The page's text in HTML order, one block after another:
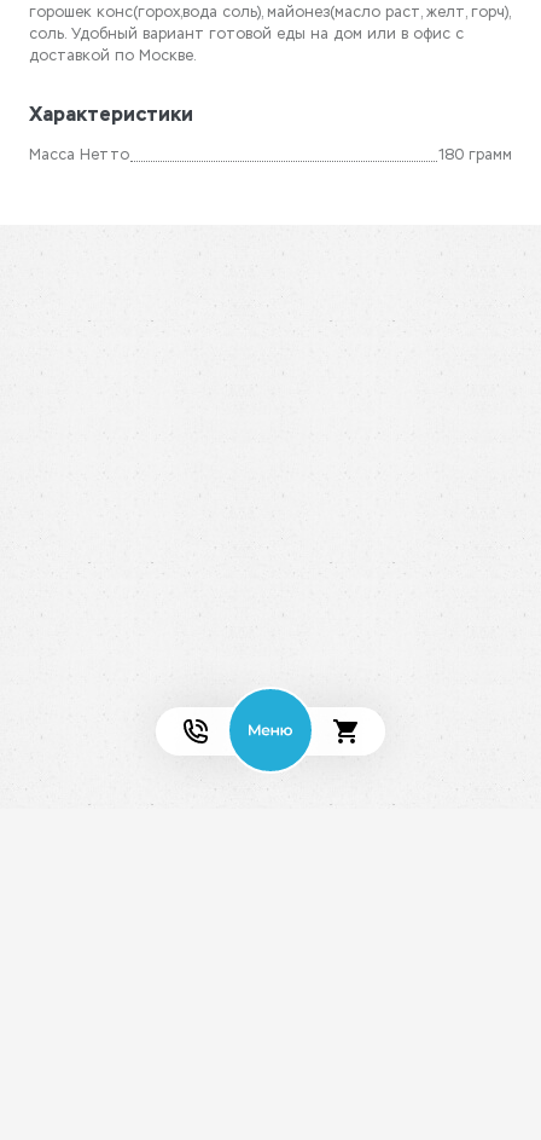
горошек конс(горох,вода соль), майонез(масло раст, желт, горч),
соль. Удобный вариант готовой еды на дом или в офис с
доставкой по Москве.
Характеристики
Масса Нетто 180 грамм